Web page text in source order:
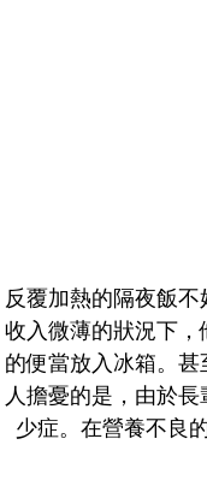
反覆加熱的隔夜飯
收入微薄的狀況下
的便當放入冰箱。
人擔憂的是，由於
少症。在營養不良